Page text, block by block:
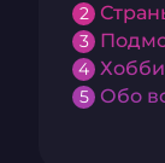
2
3
4
5 Обо